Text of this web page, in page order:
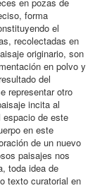
forma
el
recolectadas en
originario, son
en polvo y
del
representar otro
incita al
espacio de este
en este
de un nuevo
paisajes nos
toda idea de
texto curatorial en